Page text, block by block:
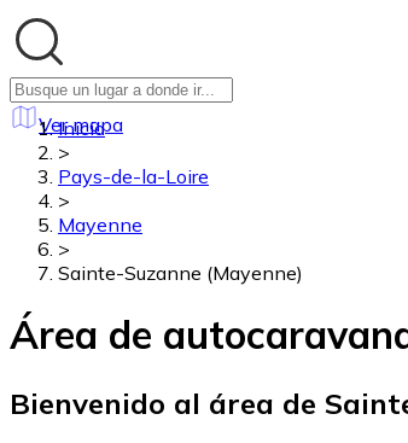
Ver mapa
Inicio
>
Pays-de-la-Loire
>
Mayenne
>
Sainte-Suzanne (Mayenne)
Área de
Bienvenido al área de